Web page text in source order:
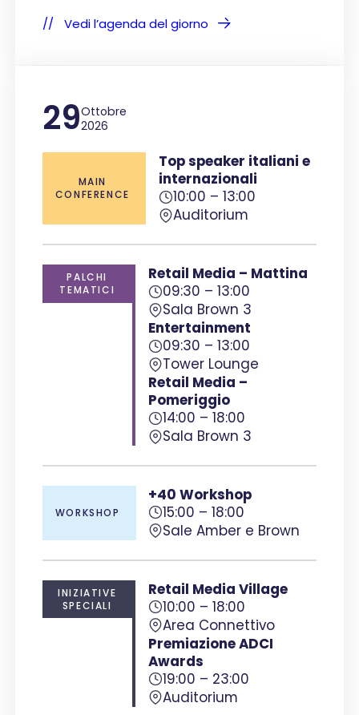
Vedi l’agenda del giorno
29Ottobre
2026
MAIN
CONFERENCE
Top speaker italiani e
internazionali
10:00 – 13:00
Auditorium
PALCHI
TEMATICI
Retail Media – Mattina
09:30 – 13:00
Sala Brown 3
Entertainment
09:30 – 13:00
Tower Lounge
Retail Media –
Pomeriggio
14:00 – 18:00
Sala Brown 3
WORKSHOP
+40Workshop
15:00 – 18:00
Sale Amber e Brown
INIZIATIVE
SPECIALI
Retail Media Village
10:00 – 18:00
Area Connettivo
Premiazione ADCI
Awards
19:00 – 23:00
Auditorium